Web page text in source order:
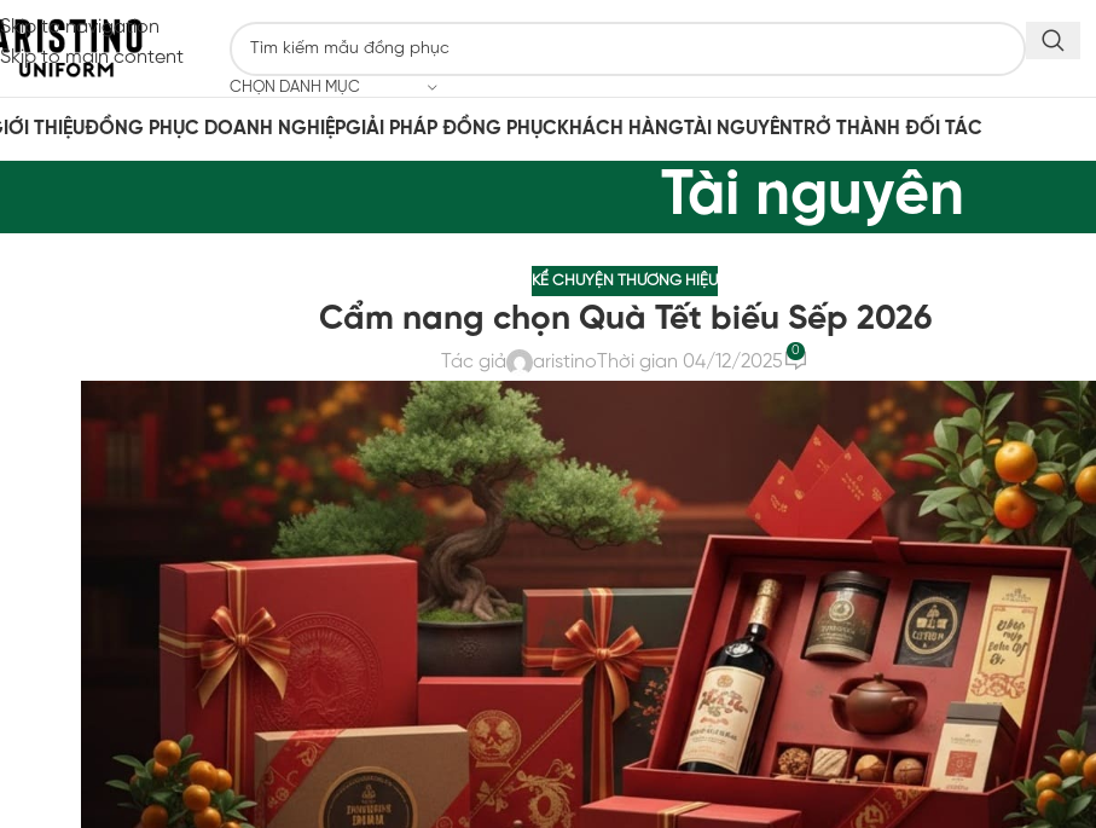
Skip to navigation
Skip to main content
CHỌN DANH MỤC
THIỆUĐỒNG PHỤC DOANH NGHIỆPGIẢI PHÁP ĐỒNG PHỤC KHÁCH HÀNGTÀI NGUYÊNTRỞ THÀNH ĐỐI TÁC
Tài nguyên
KỂ CHUYỆN THƯƠNG HIỆU
Cẩm nang chọn Quà Tết biếu Sếp 2026
Tác giả aristino Thời gian 04/12/2025
0